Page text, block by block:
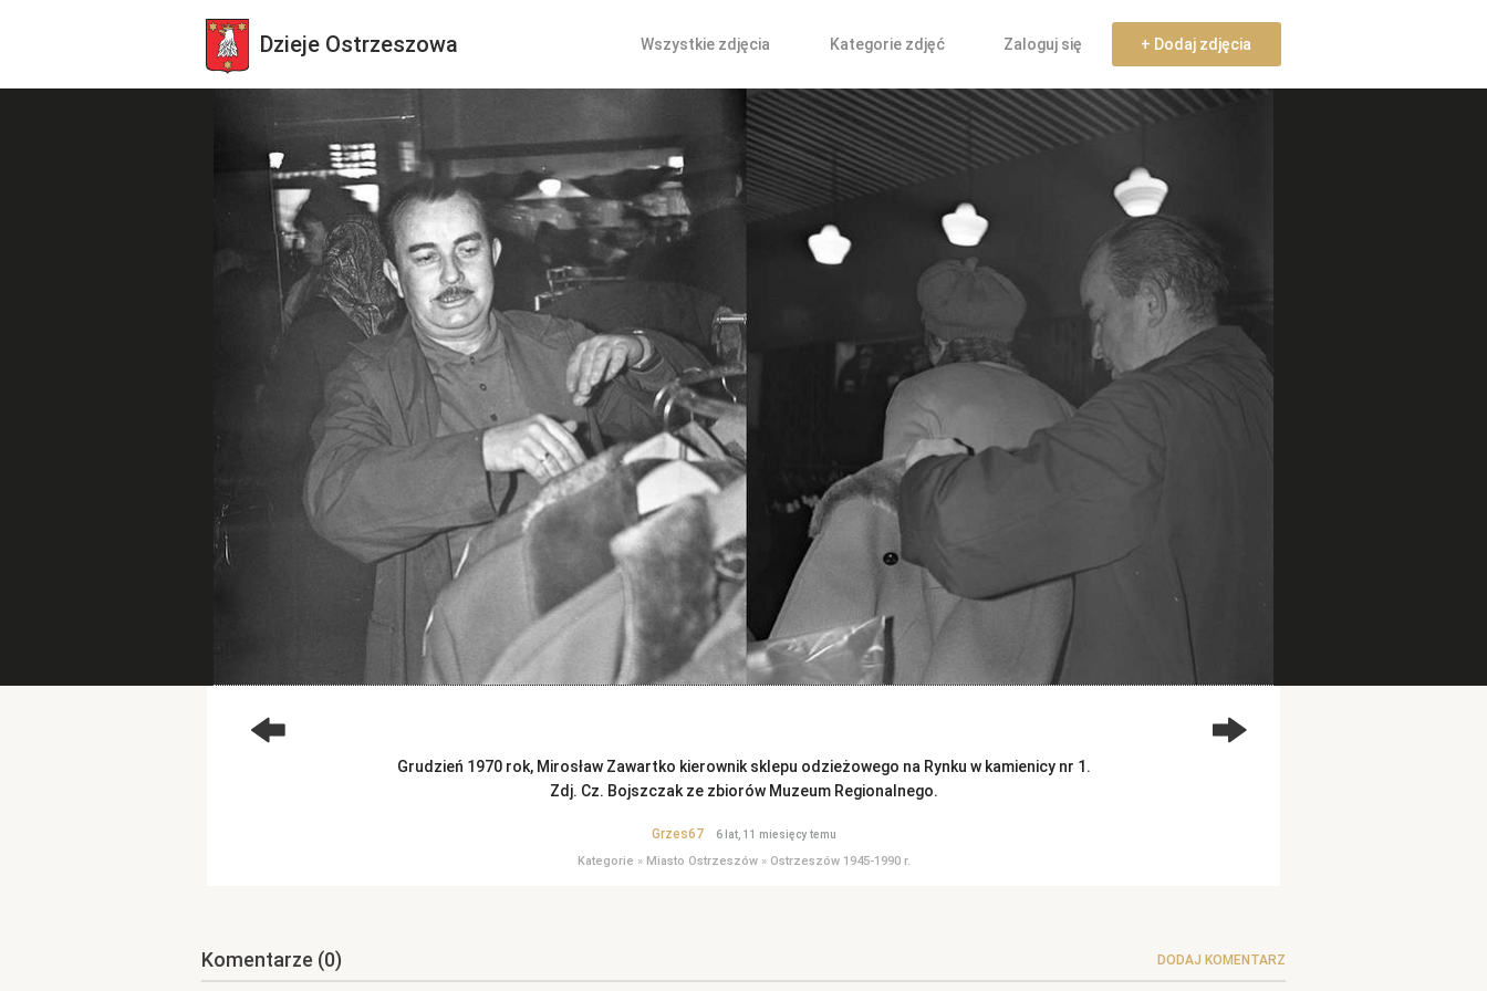
Dzieje Ostrzeszowa Wszystkie zdjęcia Kategorie zdjęć Zaloguj się + Dodaj zdjęcia
Grudzień 1970 rok, Mirosław Zawartko kierownik sklepu odzieżowego na Rynku w kamienicy nr 1.
Zdj. Cz. Bojszczak ze zbiorów Muzeum Regionalnego.
Grzes67 6 lat, 11 miesięcy temu
Kategorie » Miasto Ostrzeszów» Ostrzeszów 1945-1990 r.
Komentarze (0) DODAJ KOMENTARZ